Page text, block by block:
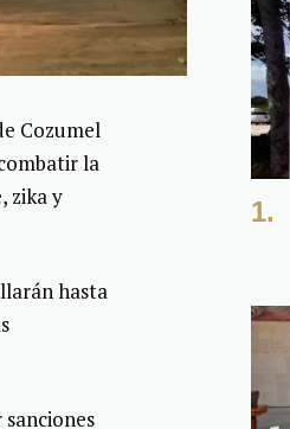
Cozumel
la
zika y
hasta